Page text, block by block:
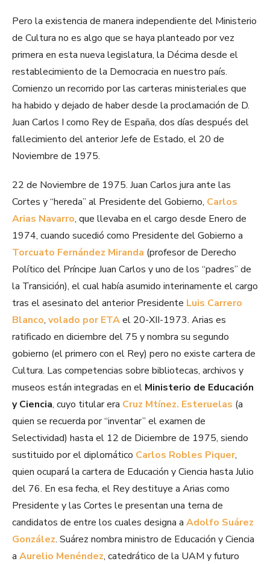
Pero la existencia de manera independiente del Ministerio
de Cultura no es algo que se haya planteado por vez
primera en esta nueva legislatura, la Décima desde el
restablecimiento de la Democracia en nuestro país.
Comienzo un recorrido por las carteras ministeriales que
ha habido y dejado de haber desde la proclamación de D.
Juan Carlos I como Rey de España, dos días después del
fallecimiento del anterior Jefe de Estado, el 20 de
Noviembre de 1975.
22 de Noviembre de 1975. Juan Carlos jura ante las
Cortes y “hereda” al Presidente del Gobierno, Carlos
Arias Navarro, que llevaba en el cargo desde Enero de
1974, cuando sucedió como Presidente del Gobierno a
Torcuato Fernández Miranda (profesor de Derecho
Político del Príncipe Juan Carlos y uno de los “padres” de
la Transición), el cual había asumido interinamente el cargo
tras el asesinato del anterior Presidente Luis Carrero
Blanco, volado por ETAel 20-XII-1973. Arias es
ratificado en diciembre del 75 y nombra su segundo
gobierno (el primero con el Rey) pero no existe cartera de
Cultura. Las competencias sobre bibliotecas, archivos y
museos están integradas en el Ministerio de Educación
y Ciencia, cuyo titular era Cruz Mtínez. Esteruelas (a
quien se recuerda por “inventar” el examen de
Selectividad) hasta el 12 de Diciembre de 1975, siendo
sustituido por el diplomático Carlos Robles Piquer,
quien ocupará la cartera de Educación y Ciencia hasta Julio
del 76. En esa fecha, el Rey destituye a Arias como
Presidente y las Cortes le presentan una terna de
candidatos de entre los cuales designa a Adolfo Suárez
González. Suárez nombra ministro de Educación y Ciencia
a Aurelio Menéndez, catedrático de la UAM y futuro